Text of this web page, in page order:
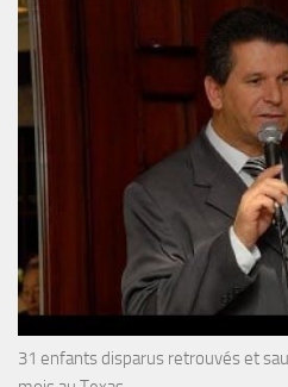
31 enfants disparus retrouvés et